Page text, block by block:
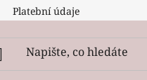
Platební údaje